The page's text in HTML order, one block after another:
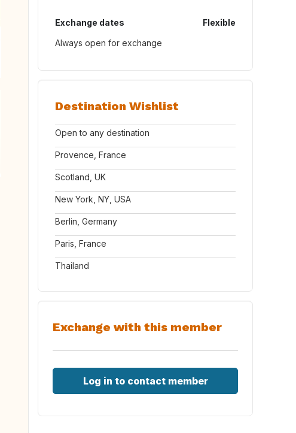
Exchange dates
Flexible
Always open for exchange
Destination Wishlist
Open to any destination
Provence, France
Scotland, UK
New York, NY, USA
Berlin, Germany
Paris, France
Thailand
Exchange with this member
Log in to contact member